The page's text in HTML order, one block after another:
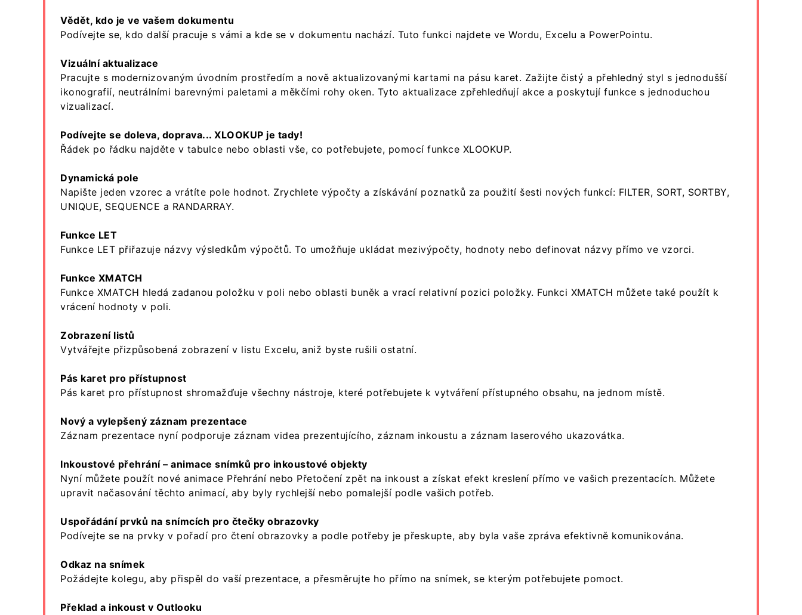
Vědět, kdo je ve vašem dokumentu
Podívejte se, kdo další pracuje s vámi a kde se v dokumentu nachází. Tuto funkci najdete ve Wordu, Excelu a PowerPointu.
Vizuální aktualizace
Pracujte s modernizovaným úvodním prostředím a nově aktualizovanými kartami na pásu karet. Zažijte čistý a přehledný styl s jednodušší
ikonografií, neutrálními barevnými paletami a měkčími rohy oken. Tyto aktualizace zpřehledňují akce a poskytují funkce s jednoduchou
vizualizací.
Podívejte se doleva, doprava... XLOOKUP je tady!
Řádek po řádku najděte v tabulce nebo oblasti vše, co potřebujete, pomocí funkce XLOOKUP.
Dynamická pole
Napište jeden vzorec a vrátíte pole hodnot. Zrychlete výpočty a získávání poznatků za použití šesti nových funkcí: FILTER, SORT, SORTBY,
UNIQUE, SEQUENCE a RANDARRAY.
Funkce LET
Funkce LET přiřazuje názvy výsledkům výpočtů. To umožňuje ukládat mezivýpočty, hodnoty nebo definovat názvy přímo ve vzorci.
Funkce XMATCH
Funkce XMATCH hledá zadanou položku v poli nebo oblasti buněk a vrací relativní pozici položky. Funkci XMATCH můžete také použít k
vrácení hodnoty v poli.
Zobrazení listů
Vytvářejte přizpůsobená zobrazení v listu Excelu, aniž byste rušili ostatní.
Pás karet pro přístupnost
Pás karet pro přístupnost shromažďuje všechny nástroje, které potřebujete k vytváření přístupného obsahu, na jednom místě.
Nový a vylepšený záznam prezentace
Záznam prezentace nyní podporuje záznam videa prezentujícího, záznam inkoustu a záznam laserového ukazovátka.
Inkoustové přehrání – animace snímků pro inkoustové objekty
Nyní můžete použít nové animace Přehrání nebo Přetočení zpět na inkoust a získat efekt kreslení přímo ve vašich prezentacích. Můžete
upravit načasování těchto animací, aby byly rychlejší nebo pomalejší podle vašich potřeb.
Uspořádání prvků na snímcích pro čtečky obrazovky
Podívejte se na prvky v pořadí pro čtení obrazovky a podle potřeby je přeskupte, aby byla vaše zpráva efektivně komunikována.
Odkaz na snímek
Požádejte kolegu, aby přispěl do vaší prezentace, a přesměrujte ho přímo na snímek, se kterým potřebujete pomoct.
Překlad a inkoust v Outlooku